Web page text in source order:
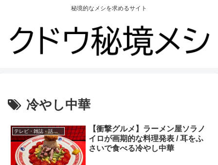
秘境的なメシを求めるサイト
冷やし中華
テレビ・雑誌・話題の店
【衝撃グルメ】ラーメン屋ソラノ
イロが画期的な料理発表 / 耳をふ
さいで食べる冷やし中華